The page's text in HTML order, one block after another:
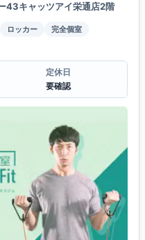
43キャッツアイ栄通店2階
ロッカー
完全個室
定休日
要確認